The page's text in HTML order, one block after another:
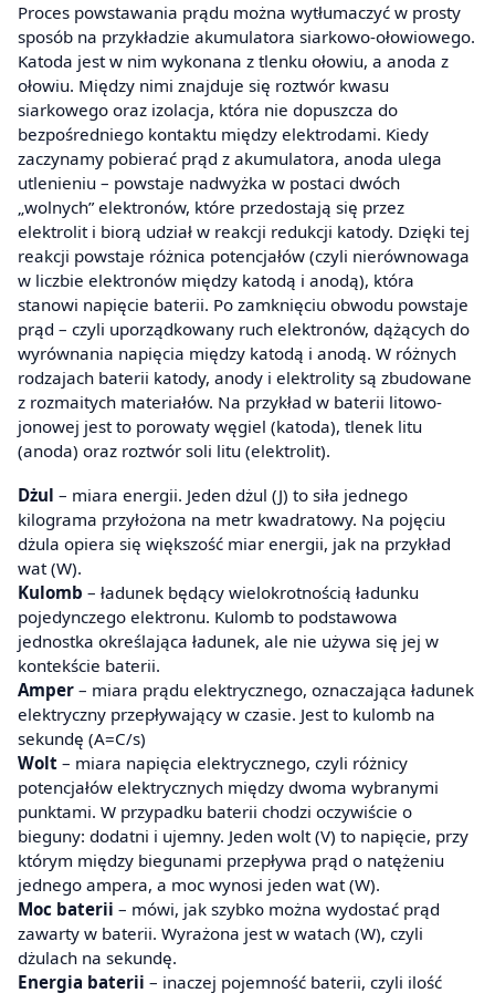
Proces powstawania prądu można wytłumaczyć w prosty
sposób na przykładzie akumulatora siarkowo-ołowiowego.
Katoda jest w nim wykonana z tlenku ołowiu, a anoda z
ołowiu. Między nimi znajduje się roztwór kwasu
siarkowego oraz izolacja, która nie dopuszcza do
bezpośredniego kontaktu między elektrodami. Kiedy
zaczynamy pobierać prąd z akumulatora, anoda ulega
utlenieniu – powstaje nadwyżka w postaci dwóch
„wolnych” elektronów, które przedostają się przez
elektrolit i biorą udział w reakcji redukcji katody. Dzięki tej
reakcji powstaje różnica potencjałów (czyli nierównowaga
w liczbie elektronów między katodą i anodą), która
stanowi napięcie baterii. Po zamknięciu obwodu powstaje
prąd – czyli uporządkowany ruch elektronów, dążących do
wyrównania napięcia między katodą i anodą. W różnych
rodzajach baterii katody, anody i elektrolity są zbudowane
z rozmaitych materiałów. Na przykład w baterii litowo-
jonowej jest to porowaty węgiel (katoda), tlenek litu
(anoda) oraz roztwór soli litu (elektrolit).
Dżul – miara energii. Jeden dżul (J) to siła jednego
kilograma przyłożona na metr kwadratowy. Na pojęciu
dżula opiera się większość miar energii, jak na przykład
wat (W).
Kulomb – ładunek będący wielokrotnością ładunku
pojedynczego elektronu. Kulomb to podstawowa
jednostka określająca ładunek, ale nie używa się jej w
kontekście baterii.
Amper – miara prądu elektrycznego, oznaczająca ładunek
elektryczny przepływający w czasie. Jest to kulomb na
sekundę (A=C/s)
Wolt – miara napięcia elektrycznego, czyli różnicy
potencjałów elektrycznych między dwoma wybranymi
punktami. W przypadku baterii chodzi oczywiście o
bieguny: dodatni i ujemny. Jeden wolt (V) to napięcie, przy
którym między biegunami przepływa prąd o natężeniu
jednego ampera, a moc wynosi jeden wat (W).
Moc baterii – mówi, jak szybko można wydostać prąd
zawarty w baterii. Wyrażona jest w watach (W), czyli
dżulach na sekundę.
Energia baterii – inaczej pojemność baterii, czyli ilość